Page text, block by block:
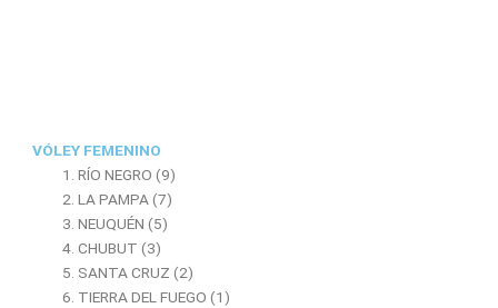
VÓLEY FEMENINO
RÍO NEGRO (9)
LA PAMPA (7)
NEUQUÉN (5)
CHUBUT (3)
SANTA CRUZ (2)
TIERRA DEL FUEGO (1)